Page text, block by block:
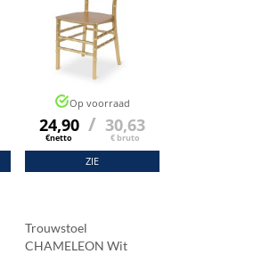
Op voorraad
24,90
€netto
/ 30,63
€ bruto
ZIE
Trouwstoel
CHAMELEON Wit